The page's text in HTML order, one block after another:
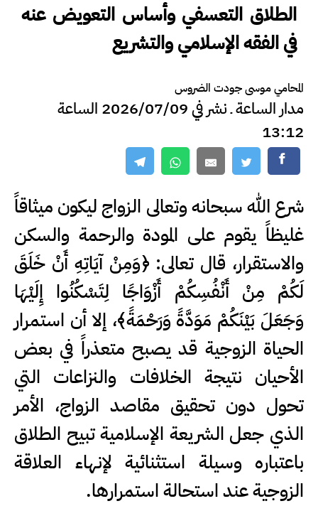
الطلاق التعسفي وأساس التعويض عنه
في الفقه الإسلامي والتشريع
المحامي موسى جودت الضروس
مدار الساعة ـ نشر في 2026/07/09 الساعة
13:12
شرع الله سبحانه وتعالى الزواج ليكون ميثاقاً
غليظاً يقوم على المودة والرحمة والسكن
والاستقرار، قال تعالى: ﴿وَمِنْ آيَاتِهِ أَنْ خَلَقَ
لَكُمْ مِنْ أَنْفُسِكُمْ أَزْوَاجًا لِتَسْكُنُوا إِلَيْهَا
وَجَعَلَ بَيْنَكُمْ مَوَدَّةً وَرَحْمَةً﴾، إلا أن استمرار
الحياة الزوجية قد يصبح متعذراً في بعض
الأحيان نتيجة الخلافات والنزاعات التي
تحول دون تحقيق مقاصد الزواج، الأمر
الذي جعل الشريعة الإسلامية تبيح الطلاق
باعتباره وسيلة استثنائية لإنهاء العلاقة
الزوجية عند استحالة استمرارها.